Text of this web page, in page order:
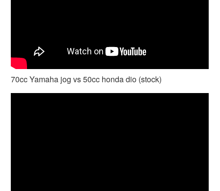
70cc Yamaha jog vs 50cc honda dio (stock)